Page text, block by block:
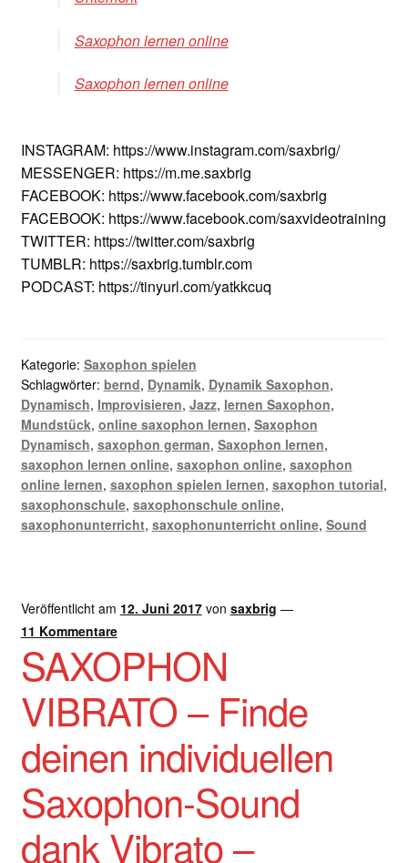
Saxophon lernen online
Saxophon lernen online
INSTAGRAM: https://www.instagram.com/saxbrig/
MESSENGER: https://m.me.saxbrig
FACEBOOK: https://www.facebook.com/saxbrig
FACEBOOK: https://www.facebook.com/saxvideotraining
TWITTER: https://twitter.com/saxbrig
TUMBLR: https://saxbrig.tumblr.com
PODCAST: https://tinyurl.com/yatkkcuq
Kategorie: Saxophon spielen
Schlagwörter: bernd, Dynamik, Dynamik Saxophon,
Dynamisch, Improvisieren, Jazz, lernen Saxophon,
Mundstück, online saxophon lernen, Saxophon
Dynamisch, saxophon german, Saxophon lernen,
saxophon lernen online, saxophon online, saxophon
online lernen, saxophon spielen lernen, saxophon tutorial,
saxophonschule, saxophonschule online,
saxophonunterricht, saxophonunterricht online, Sound
Veröffentlicht am 12. Juni 2017 von saxbrig —
11 Kommentare
SAXOPHON
VIBRATO – Finde
deinen individuellen
Saxophon-Sound
dank Vibrato –